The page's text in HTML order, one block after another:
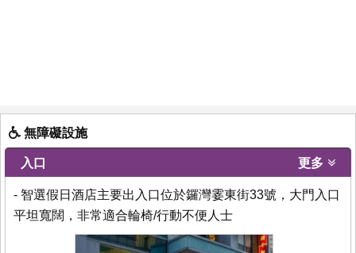
無障礙設施
入口 更多
- 智選假日酒店主要出入口位於鑼灣霎東街33號，大門入口
平坦寬闊，非常適合輪椅/行動不便人士